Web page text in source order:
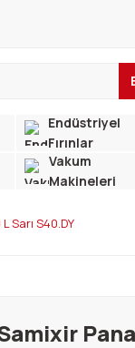
Endüstriyel
Fırınlar
Vakum
Makineleri
Sarı S40.DY